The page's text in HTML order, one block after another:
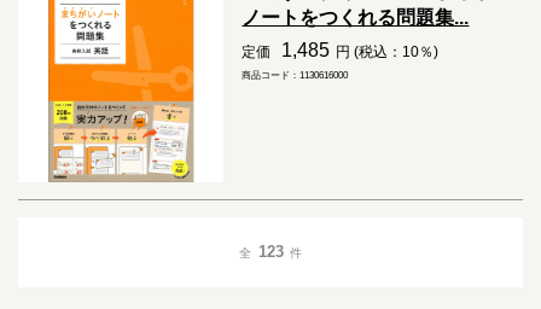
ノートをつくれる問題集...
定価 1,485 円 (税込：10％)
商品コード：1130616000
全 123 件